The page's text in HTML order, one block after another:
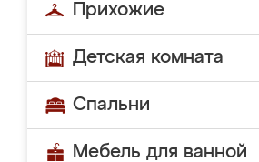
Прихожие
Детская комната
Спальни
Мебель для ванной